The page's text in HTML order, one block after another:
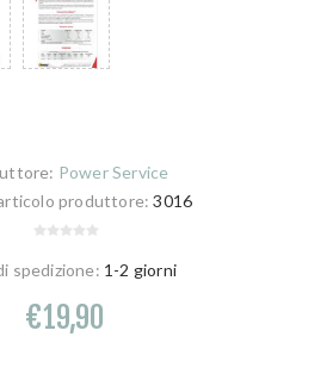
Power Service
produttore: 3016
spedizione: 1-2 giorni
€19,90